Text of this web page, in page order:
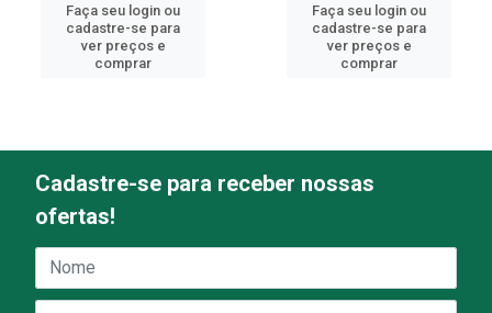
Faça seu login ou
cadastre-se para
ver preços e
comprar
Faça seu login ou
cadastre-se para
ver preços e
comprar
Cadastre-se para receber nossas
ofertas!